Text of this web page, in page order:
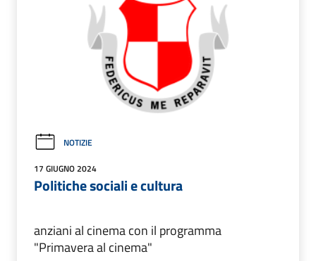
NOTIZIE
17 GIUGNO 2024
Politiche sociali e cultura
anziani al cinema con il programma
"Primavera al cinema"